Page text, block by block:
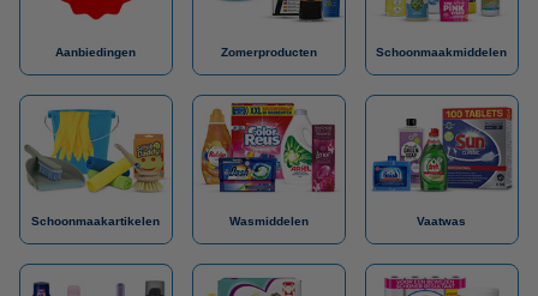
Aanbiedingen Zomerproducten Schoonmaakmiddelen
Schoonmaakartikelen Wasmiddelen Vaatwas